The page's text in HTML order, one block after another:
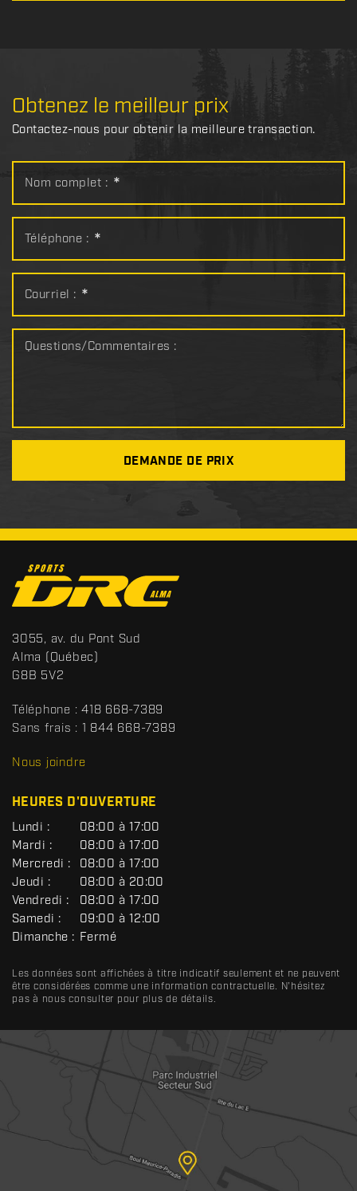
Obtenez le meilleur prix
Contactez-nous pour obtenir la meilleure transaction.
Nom complet : *
Téléphone : *
Courriel : *
Questions/Commentaires :
DEMANDE DE PRIX
o
n
t
a
c
t
S
p
o
t
s
R
3055, av. du Pont Sud
Alma (Québec)
G8B 5V2
Téléphone : 418 668-7389
Sans frais : 1 844 668-7389
Nous joindre
HEURES D'OUVERTURE
G
É
N
É
R
A
L
Lundi :
08:00 à 17:00
Mardi :
08:00 à 17:00
Mercredi :
08:00 à 17:00
Jeudi :
08:00 à 20:00
Vendredi :
08:00 à 17:00
Samedi :
09:00 à 12:00
Dimanche : Fermé
Les données sont affichées à titre indicatif seulement et ne peuvent
être considérées comme une information contractuelle. N'hésitez
pas à nous consulter pour plus de détails.